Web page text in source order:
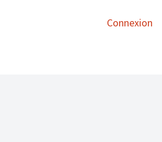
Connexion